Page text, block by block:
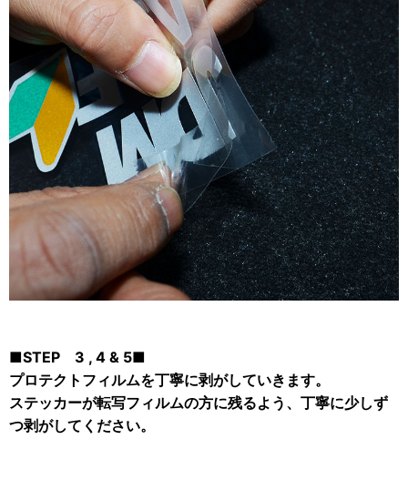
■STEP 3 , 4 & 5■
プロテクトフィルムを丁寧に剥がしていきます。
ステッカーが転写フィルムの方に残るよう、丁寧に少しず
つ剥がしてください。